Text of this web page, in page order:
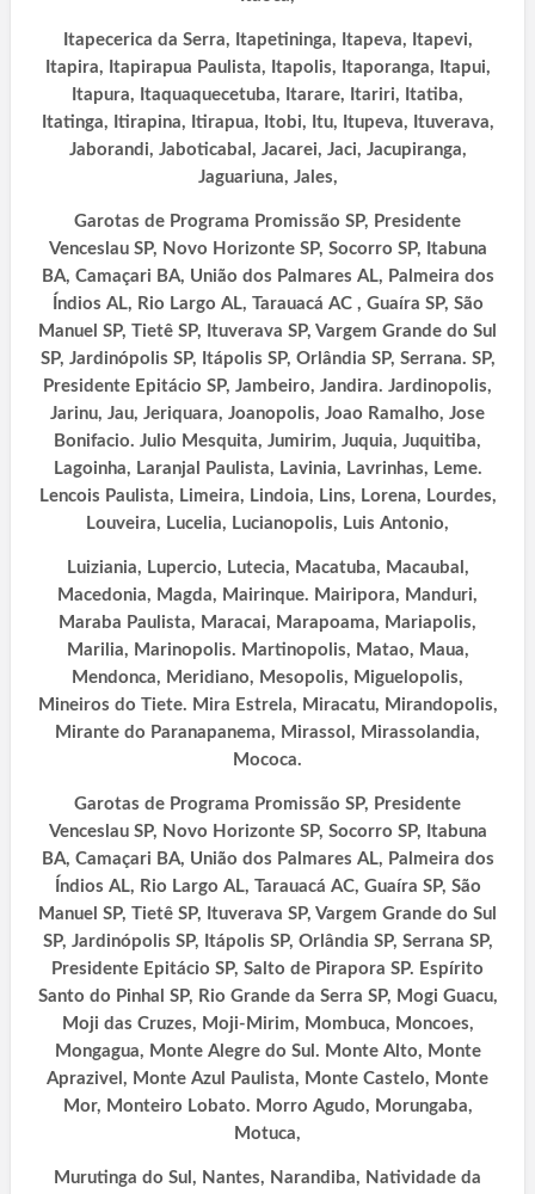
Itapecerica da Serra, Itapetininga, Itapeva, Itapevi,
Itapira, Itapirapua Paulista, Itapolis, Itaporanga, Itapui,
Itapura, Itaquaquecetuba, Itarare, Itariri, Itatiba,
Itatinga, Itirapina, Itirapua, Itobi, Itu, Itupeva, Ituverava,
Jaborandi, Jaboticabal, Jacarei, Jaci, Jacupiranga,
Jaguariuna, Jales,
Garotas de Programa Promissão SP, Presidente
Venceslau SP, Novo Horizonte SP, Socorro SP, Itabuna
BA, Camaçari BA, União dos Palmares AL, Palmeira dos
Índios AL, Rio Largo AL, Tarauacá AC , Guaíra SP, São
Manuel SP, Tietê SP, Ituverava SP, Vargem Grande do Sul
SP, Jardinópolis SP, Itápolis SP, Orlândia SP, Serrana. SP,
Presidente Epitácio SP, Jambeiro, Jandira. Jardinopolis,
Jarinu, Jau, Jeriquara, Joanopolis, Joao Ramalho, Jose
Bonifacio. Julio Mesquita, Jumirim, Juquia, Juquitiba,
Lagoinha, Laranjal Paulista, Lavinia, Lavrinhas, Leme.
Lencois Paulista, Limeira, Lindoia, Lins, Lorena, Lourdes,
Louveira, Lucelia, Lucianopolis, Luis Antonio,
Luiziania, Lupercio, Lutecia, Macatuba, Macaubal,
Macedonia, Magda, Mairinque. Mairipora, Manduri,
Maraba Paulista, Maracai, Marapoama, Mariapolis,
Marilia, Marinopolis. Martinopolis, Matao, Maua,
Mendonca, Meridiano, Mesopolis, Miguelopolis,
Mineiros do Tiete. Mira Estrela, Miracatu, Mirandopolis,
Mirante do Paranapanema, Mirassol, Mirassolandia,
Mococa.
Garotas de Programa Promissão SP, Presidente
Venceslau SP, Novo Horizonte SP, Socorro SP, Itabuna
BA, Camaçari BA, União dos Palmares AL, Palmeira dos
Índios AL, Rio Largo AL, Tarauacá AC, Guaíra SP, São
Manuel SP, Tietê SP, Ituverava SP, Vargem Grande do Sul
SP, Jardinópolis SP, Itápolis SP, Orlândia SP, Serrana SP,
Presidente Epitácio SP, Salto de Pirapora SP. Espírito
Santo do Pinhal SP, Rio Grande da Serra SP, Mogi Guacu,
Moji das Cruzes, Moji-Mirim, Mombuca, Moncoes,
Mongagua, Monte Alegre do Sul. Monte Alto, Monte
Aprazivel, Monte Azul Paulista, Monte Castelo, Monte
Mor, Monteiro Lobato. Morro Agudo, Morungaba,
Motuca,
Murutinga do Sul, Nantes, Narandiba, Natividade da